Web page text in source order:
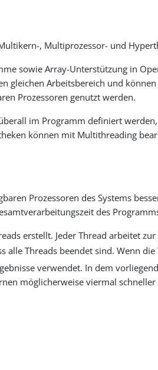
, Multiprozessor- und
sowie Array-Unterstützung in
gleichen Arbeitsbereich und
Prozessoren genutzt werden.
im Programm definiert
können mit Multithreading
Prozessoren des Systems
des
erstellt. Jeder Thread arbeitet
alle Threads beendet sind. Wenn die
verwendet. In dem
möglicherweise viermal schneller